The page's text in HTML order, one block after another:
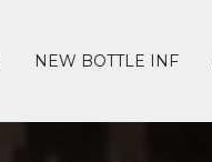
NEW BOTTLE INF